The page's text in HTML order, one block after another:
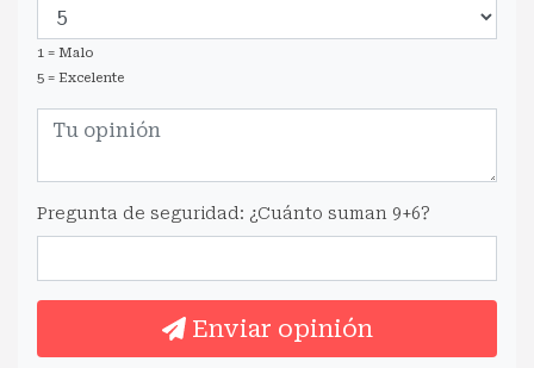
1 = Malo
5 = Excelente
Pregunta de seguridad: ¿Cuánto suman 9+6?
Enviar opinión